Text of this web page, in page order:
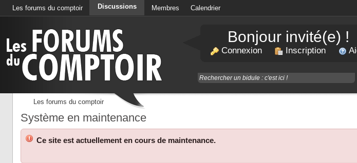
Les forums du comptoir Discussions Membres Calendrier
Bonjour invité(e) !
Connexion Inscription
Les forums du comptoir
Système en maintenance
Ce site est actuellement en cours de maintenance.